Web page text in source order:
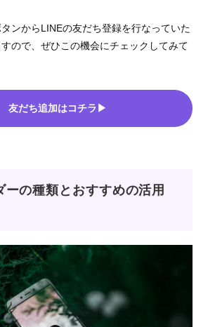
ンからLINEの友だち登録を行なっていた
ので、ぜひこの機会にチェックしてみて
友だち追加はコチラ▶
ーの種類とおすすめの活用